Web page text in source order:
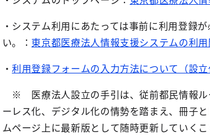
・システム利用にあたっては事前に利用登録
い。： 東京都医療法人情報支援システムの利
・利用登録フォームの入力方法について（設立
※ 医療法人設立の手引は、従前都民情報ル
ーレス化、デジタル化の情勢を踏まえ、冊子
ムページ上に最新版として随時更新していく